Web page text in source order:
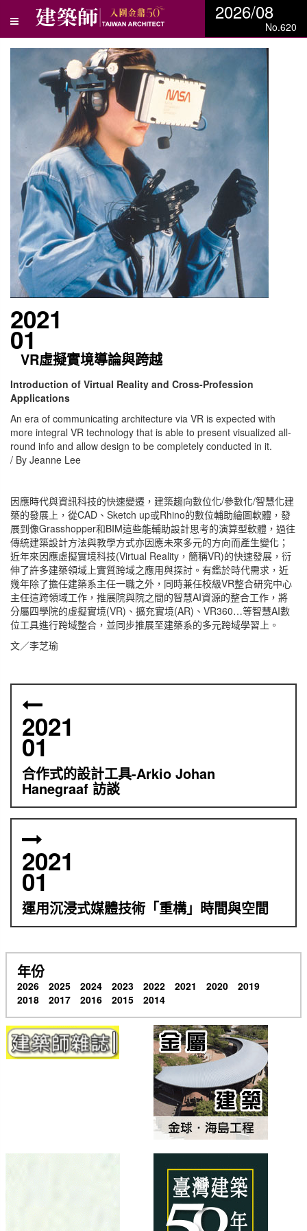
2026/08
No.620
2021
01
VR虛擬實境導論與跨越
Introduction of Virtual Reality and Cross-Profession
Applications
An era of communicating architecture via VR is expected with
more integral VR technology that is able to present visualized all-
round info and allow design to be completely conducted in it.
/ By Jeanne Lee
因應時代與資訊科技的快速變遷，建築趨向數位化/參數化/智慧化建
築的發展上，從CAD、Sketch up或Rhino的數位輔助繪圖軟體，發
展到像Grasshopper和BIM這些能輔助設計思考的演算型軟體，過往
傳統建築設計方法與教學方式亦因應未來多元的方向而產生變化；
近年來因應虛擬實境科技(Virtual Reality，簡稱VR)的快速發展，衍
伸了許多建築領域上實質跨域之應用與探討。有鑑於時代需求，近
幾年除了擔任建築系主任一職之外，同時兼任校級VR整合研究中心
主任這跨領域工作，推展院與院之間的智慧AI資源的整合工作，將
分屬四學院的虛擬實境(VR)、擴充實境(AR)、VR360…等智慧AI數
位工具進行跨域整合，並同步推展至建築系的多元跨域學習上。
文／李芝瑜
2021
01
合作式的設計工具-Arkio Johan
Hanegraaf 訪談
2021
01
運用沉浸式媒體技術「重構」時間與空間
年份
2026 2025 2024 2023 2022 2021 2020
2019
2018
2017 2016 2015 2014